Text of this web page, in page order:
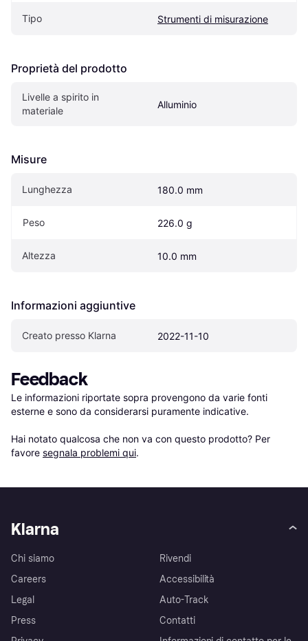
Tipo Strumenti di misurazione
Proprietà del prodotto
Livelle a spirito in
materiale
Alluminio
Misure
Lunghezza 180.0 mm
Peso 226.0 g
Altezza 10.0 mm
Informazioni aggiuntive
Creato presso Klarna 2022-11-10
Feedback
Le informazioni riportate sopra provengono da varie fonti
esterne e sono da considerarsi puramente indicative.
Hai notato qualcosa che non va con questo prodotto? Per
favore segnala problemi qui.
Klarna
Chi siamo
Careers
Legal
Press
Rivendi
Accessibilità
Auto-Track
Contatti